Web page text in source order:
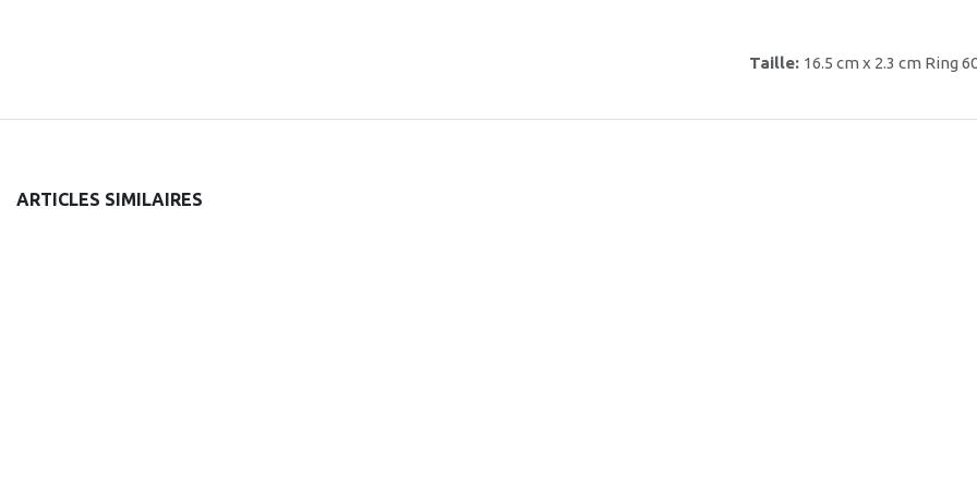
Taille: 16.5 cm x 2.3 cm Ring
ARTICLES SIMILAIRES